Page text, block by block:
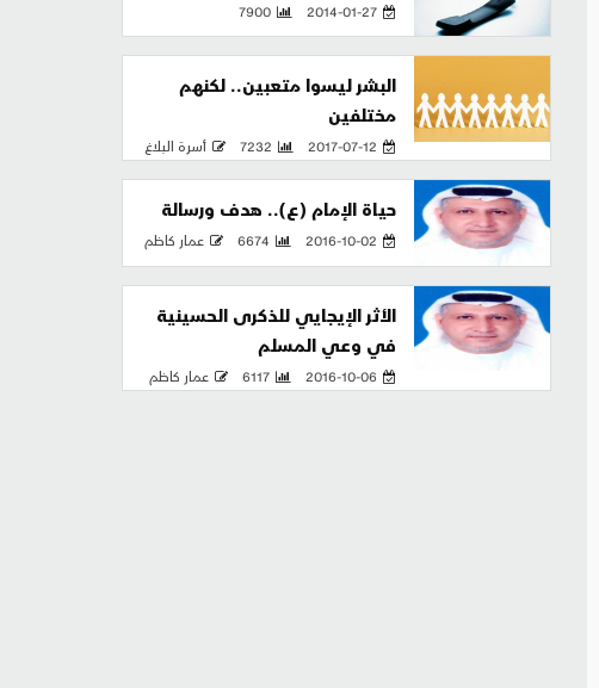
2014-01-27
7900
البشر ليسوا متعبين.. لكنهم
مختلفين
2017-07-12
7232 أسرة البلاغ
حياة الإمام (ع).. هدف ورسالة
2016-10-02
6674 عمار كاظم
الأثر الإيجايي للذكرى الحسينية
في وعي المسلم
2016-10-06
6117 عمار كاظم